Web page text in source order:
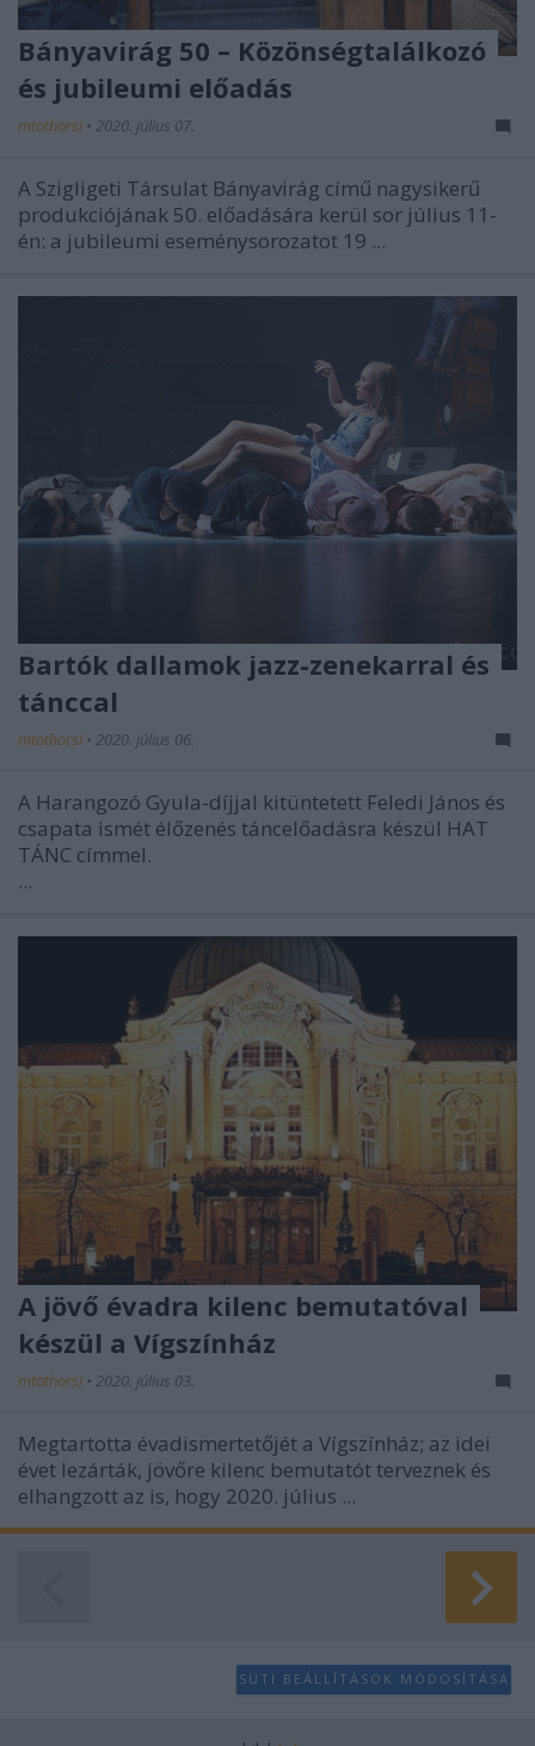
Bányavirág 50 – Közönségtalálkozó
és jubileumi előadás
mtothorsi • 2020. július 07.
A Szigligeti Társulat Bányavirág című nagysikerű
produkciójának 50. előadására kerül sor július 11-
én: a jubileumi eseménysorozatot 19 ...
Bartók dallamok jazz-zenekarral és
tánccal
mtothorsi • 2020. július 06.
A Harangozó Gyula-díjjal kitüntetett Feledi János és
csapata ismét élőzenés táncelőadásra készül HAT
TÁNC címmel.
...
A jövő évadra kilenc bemutatóval
készül a Vígszínház
mtothorsi • 2020. július 03.
Megtartotta évadismertetőjét a Vígszínház; az idei
évet lezárták, jövőre kilenc bemutatót terveznek és
elhangzott az is, hogy 2020. július ...
SÜTI BEÁLLÍTÁSOK MÓDOSÍTÁSA